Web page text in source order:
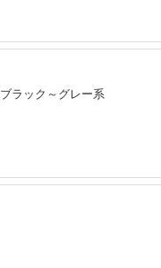
ブラック～グレー系